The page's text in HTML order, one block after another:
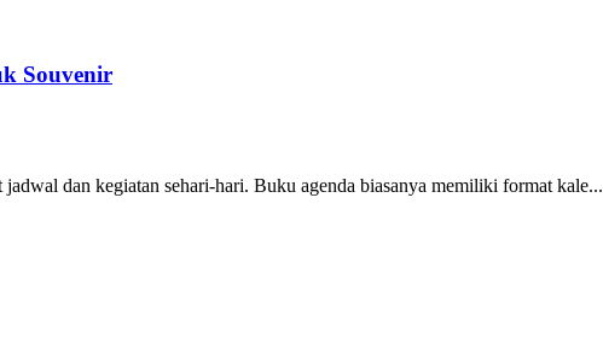
Souvenir
dan kegiatan sehari-hari. Buku agenda biasanya memiliki format kale...